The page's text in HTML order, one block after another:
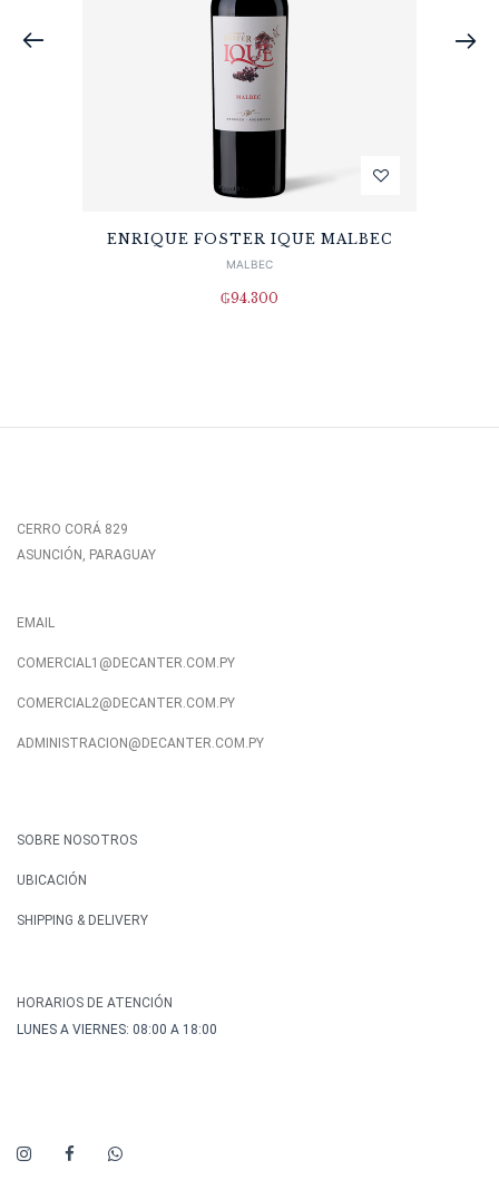
ENRIQUE FOSTER IQUE MALBEC
MALBEC
₲94.300
CERRO CORÁ 829
ASUNCIÓN, PARAGUAY
EMAIL
COMERCIAL1@DECANTER.COM.PY
COMERCIAL2@DECANTER.COM.PY
ADMINISTRACION@DECANTER.COM.PY
SOBRE NOSOTROS
UBICACIÓN
SHIPPING & DELIVERY
HORARIOS DE ATENCIÓN
LUNES A VIERNES: 08:00 A 18:00